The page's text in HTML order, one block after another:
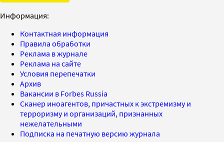
Информация:
Контактная информация
Правила обработки
Реклама в журнале
Реклама на сайте
Условия перепечатки
Архив
Вакансии в Forbes Russia
Сканер иноагентов, причастных к экстремизму и
терроризму и организаций, признанных
нежелательными
Подписка на печатную версию журнала